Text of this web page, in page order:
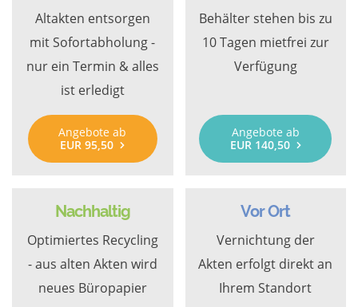
Altakten entsorgen
mit Sofortabholung -
nur ein Termin & alles
ist erledigt
Angebote ab
EUR 95,50
Behälter stehen bis zu
10 Tagen mietfrei zur
Verfügung
Angebote ab
EUR 140,50
Nachhaltig
Optimiertes Recycling
- aus alten Akten wird
neues Büropapier
Vor Ort
Vernichtung der
Akten erfolgt direkt an
Ihrem Standort